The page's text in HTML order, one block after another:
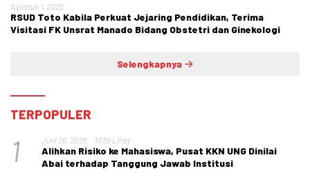
Agustus 1, 2026
RSUD Toto Kabila Perkuat Jejaring Pendidikan, Terima
Visitasi FK Unsrat Manado Bidang Obstetri dan Ginekologi
Selengkapnya
TERPOPULER
1 Juni 26, 2025 3638 Lihat
Alihkan Risiko ke Mahasiswa, Pusat KKN UNG Dinilai
Abai terhadap Tanggung Jawab Institusi